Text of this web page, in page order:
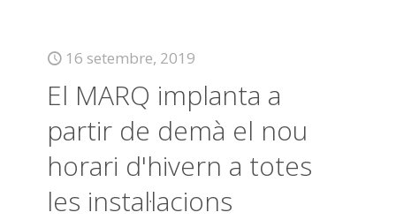
16 setembre, 2019
El MARQ implanta a
partir de demà el nou
horari d'hivern a totes
les instal·lacions